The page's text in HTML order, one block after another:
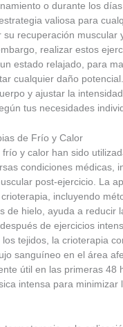
o durante los
valiosa para
su recuperación muscular
realizar estos
estado relajado, para
cualquier daño
y ajustar la
tus necesidades
de Frío y Calor
frío y calor han sido
condiciones médicas,
post-ejercicio. La
incluyendo
de hielo, ayuda a reducir
de ejercicios
tejidos, la crioterapia
sanguíneo en el área
útil en las primeras 48
intensa para minimizar